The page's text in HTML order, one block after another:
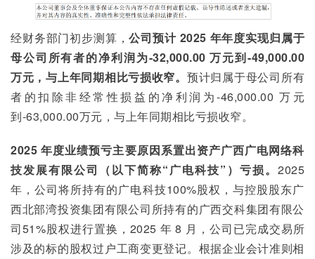
经财务部门初步测算，公司预计 2025 年年度实现归属于
母公司所有者的净利润为-32,000.00 万元到-49,000.00
万元，与上年同期相比亏损收窄。 预计归属于母公司所有
者的扣除非经常性损益的净利润为-46,000.00 万元
到-63,000.00万元，与上年同期相比亏损收窄。
2025 年度业绩预亏主要原因系置出资产广西广电网络科
技发展有限公司（以下简称“广电科技”）亏损。 2025
年，公司将所持有的广电科技100%股权，与控股股东广
西北部湾投资集团有限公司所持有的广西交科集团有限公
司51%股权进行置换，2025 年 8 月，公司已完成交易所
涉及的标的股权过户工商变更登记。根据企业会计准则相